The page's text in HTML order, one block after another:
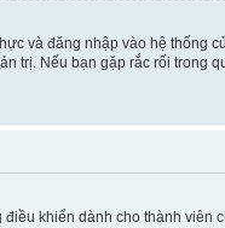
và đăng nhập vào hệ thống
trị. Nếu bạn gặp rắc rối trong
khiển dành cho thành viên